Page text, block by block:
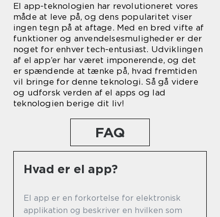
El app-teknologien har revolutioneret vores
måde at leve på, og dens popularitet viser
ingen tegn på at aftage. Med en bred vifte af
funktioner og anvendelsesmuligheder er der
noget for enhver tech-entusiast. Udviklingen
af el app’er har været imponerende, og det
er spændende at tænke på, hvad fremtiden
vil bringe for denne teknologi. Så gå videre
og udforsk verden af el apps og lad
teknologien berige dit liv!
FAQ
Hvad er el app?
El app er en forkortelse for elektronisk
applikation og beskriver en hvilken som